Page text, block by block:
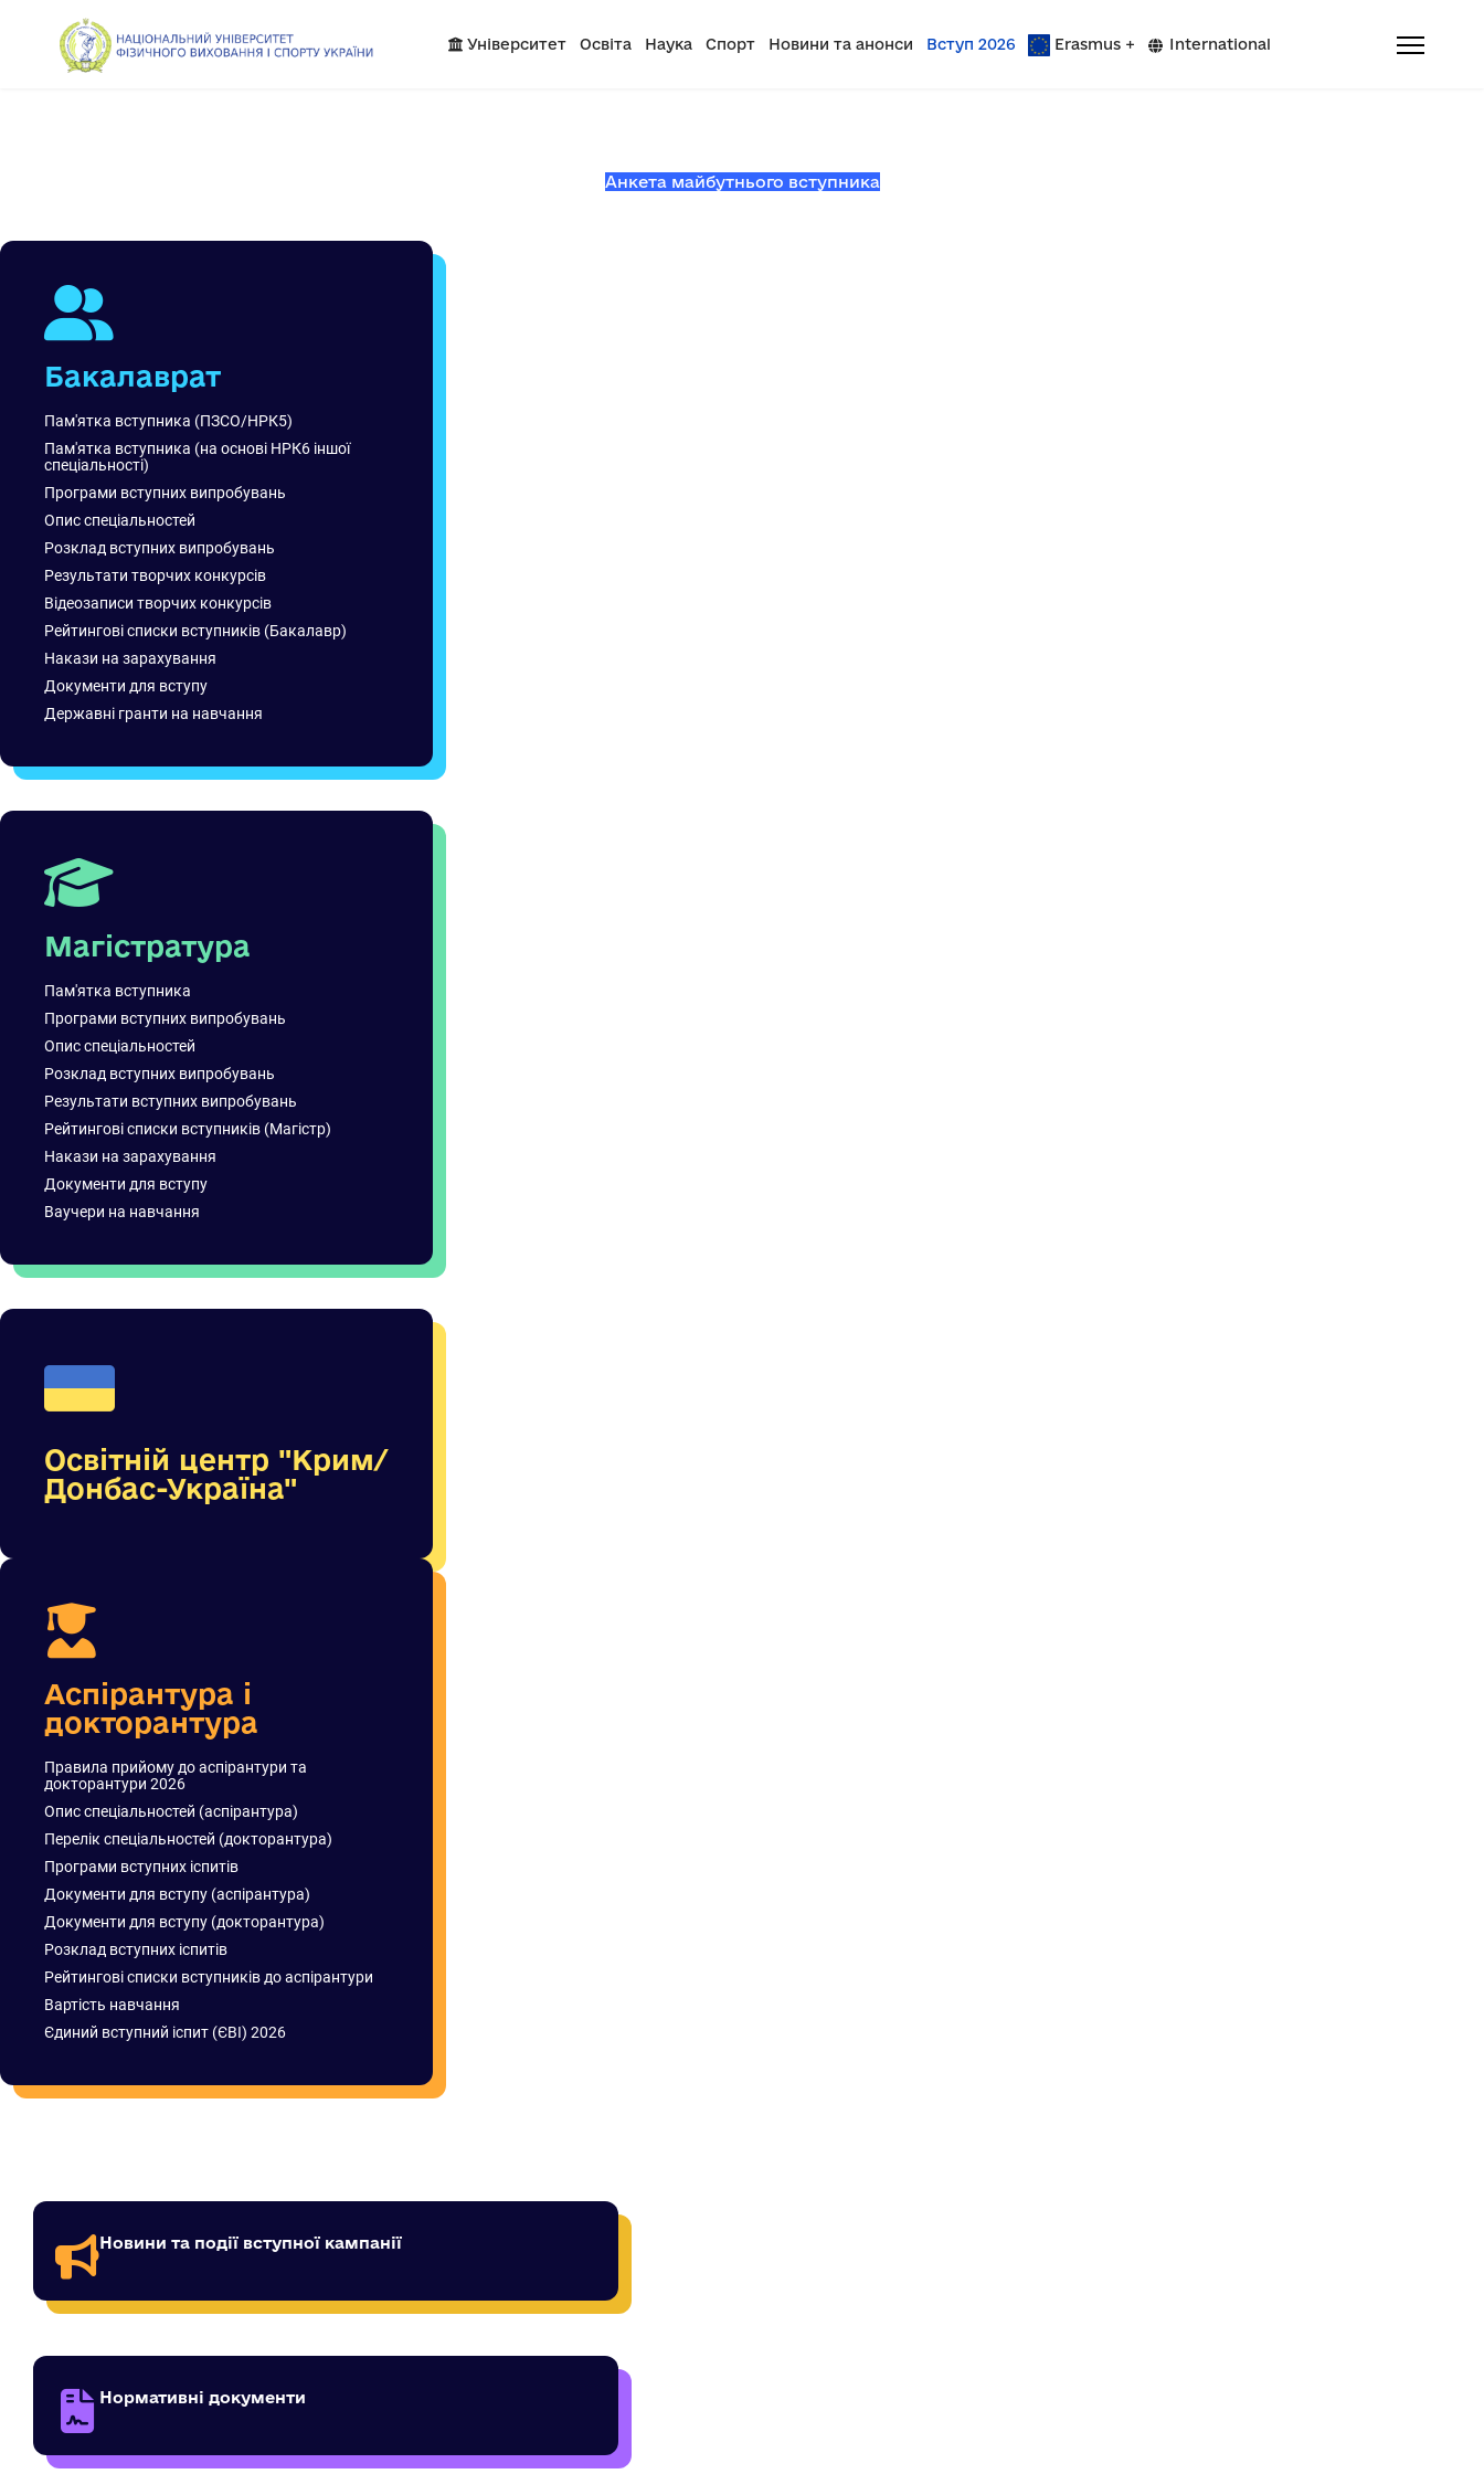
Університет Освіта Наука Спорт Новини та анонси Вступ 2026 Erasmus + International
Анкета майбутнього вступника
Бакалаврат
Пам'ятка вступника (ПЗСО/НРК5)
Пам'ятка вступника (на основі НРК6 іншої
спеціальності)
Програми вступних випробувань
Опис спеціальностей
Розклад вступних випробувань
Результати творчих конкурсів
Відеозаписи творчих конкурсів
Рейтингові списки вступників (Бакалавр)
Накази на зарахування
Документи для вступу
Державні гранти на навчання
Магістратура
Пам'ятка вступника
Програми вступних випробувань
Опис спеціальностей
Розклад вступних випробувань
Результати вступних випробувань
Рейтингові списки вступників (Магістр)
Накази на зарахування
Документи для вступу
Ваучери на навчання
Освітній центр "Крим/
Донбас-Україна"
Аспірантура і
докторантура
Правила прийому до аспірантури та
докторантури 2026
Опис спеціальностей (аспірантура)
Перелік спеціальностей (докторантура)
Програми вступних іспитів
Документи для вступу (аспірантура)
Документи для вступу (докторантура)
Розклад вступних іспитів
Рейтингові списки вступників до аспірантури
Вартість навчання
Єдиний вступний іспит (ЄВІ) 2026
Новини та події вступної кампанії
Нормативні документи